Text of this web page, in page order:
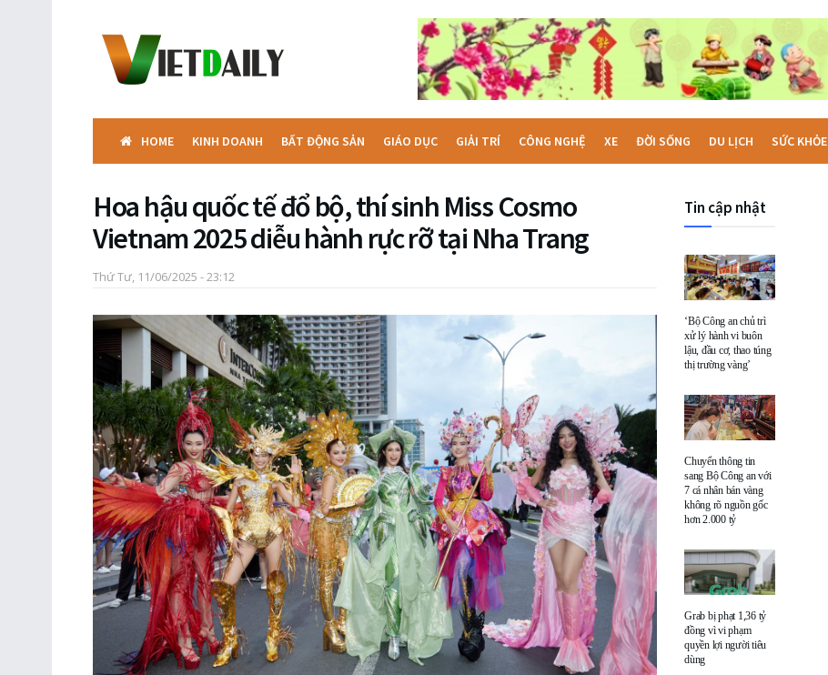
HOME KINH DOANH BẤT ĐỘNG SẢN GIÁO DỤC GIẢI TRÍ CÔNG NGHỆ XE ĐỜI SỐNG DU LỊCH SỨC KHỎE
Hoa hậu quốc tế đổ bộ, thí sinh Miss Cosmo
Vietnam 2025 diễu hành rực rỡ tại Nha Trang
Thứ Tư, 11/06/2025 - 23:12
Tin cập nhật
‘Bộ Công an chủ trì
xử lý hành vi buôn
lậu, đầu cơ, thao túng
thị trường vàng’
Chuyển thông tin
sang Bộ Công an với
7 cá nhân bán vàng
không rõ nguồn gốc
hơn 2.000 tỷ
Grab bị phạt 1,36 tỷ
đồng vì vi phạm
quyền lợi người tiêu
dùng